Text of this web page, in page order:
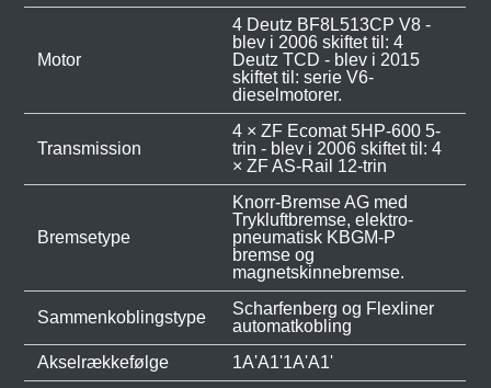
Motor
4 Deutz BF8L513CP V8 -
blev i 2006 skiftet til: 4
Deutz TCD - blev i 2015
skiftet til: serie V6-
dieselmotorer.
Transmission
4 × ZF Ecomat 5HP-600 5-
trin - blev i 2006 skiftet til: 4
× ZF AS-Rail 12-trin
Bremsetype
Knorr-Bremse AG med
Trykluftbremse, elektro-
pneumatisk KBGM-P
bremse og
magnetskinnebremse.
Sammenkoblingstype
Scharfenberg og Flexliner
automatkobling
Akselrækkefølge
1A'A1'1A'A1'